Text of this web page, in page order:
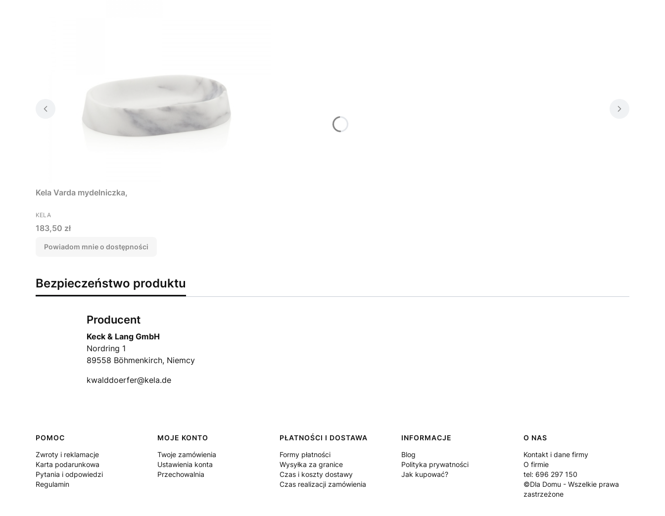
Kela Varda mydelniczka,
PRODUCENT
KELA
Cena
183,50 zł
Powiadom mnie o dostępności
Bezpieczeństwo produktu
Producent
Keck & Lang GmbH
Nordring 1
89558 Böhmenkirch, Niemcy
kwalddoerfer@kela.de
Linki w stopce
POMOC
Zwroty i reklamacje
Karta podarunkowa
Pytania i odpowiedzi
Regulamin
MOJE KONTO
Twoje zamówienia
Ustawienia konta
Przechowalnia
PŁATNOŚCI I DOSTAWA
Formy płatności
Wysyłka za granice
Czas i koszty dostawy
Czas realizacji zamówienia
INFORMACJE
Blog
Polityka prywatności
Jak kupować?
O NAS
Kontakt i dane firmy
O firmie
tel: 696 297 150
©Dla Domu - Wszelkie prawa
zastrzeżone